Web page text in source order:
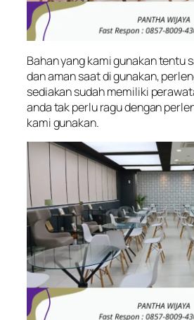
Bahan yang kami gunakan tentu
dan aman saat di gunakan,
sediakan sudah memiliki
anda tak perlu ragu dengan
kami gunakan.